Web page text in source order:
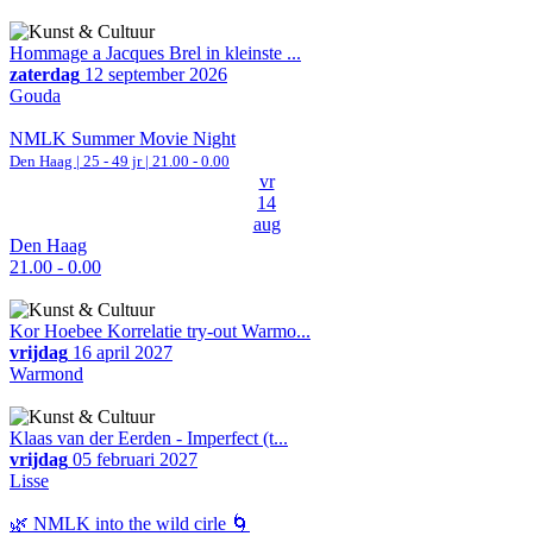
Hommage a Jacques Brel in kleinste ...
zaterdag 12 september 2026
Gouda
NMLK Summer Movie Night
Den Haag | 25 - 49 jr | 21.00 - 0.00
vr
14
aug
Den Haag
21.00 - 0.00
Kor Hoebee Korrelatie try-out Warmo...
vrijdag 16 april 2027
Warmond
Klaas van der Eerden - Imperfect (t...
vrijdag 05 februari 2027
Lisse
🌿 NMLK into the wild cirle 🌀